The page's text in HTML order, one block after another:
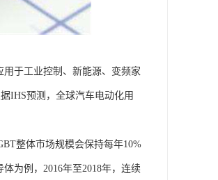
于工业控制、新能源、变频家
IHS预测，全球汽车电动化用
整体市场规模会保持每年10%
为例，2016年至2018年，连续